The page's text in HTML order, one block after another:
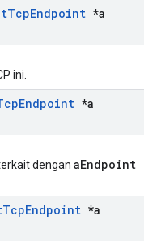
TcpEndpoint *a
ini.
Endpoint *a
dengan aEndpoint
TcpEndpoint *a